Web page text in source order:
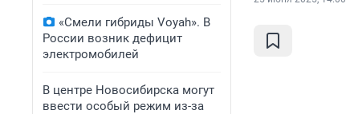
«Смели гибриды Voyah». В
России возник дефицит
электромобилей
В центре Новосибирска могут
ввести особый режим из-за